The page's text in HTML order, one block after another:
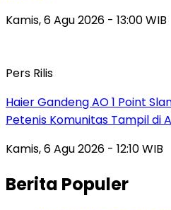
Kamis, 6 Agu 2026 - 13:00 WIB
Pers Rilis
Haier Gandeng AO 1 Point
Petenis Komunitas Tampil di
Kamis, 6 Agu 2026 - 12:10 WIB
Berita Populer